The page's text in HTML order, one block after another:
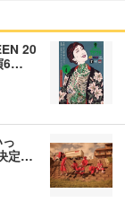
20
6…
定…